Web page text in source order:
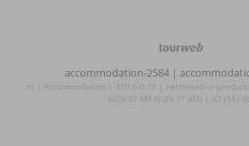
TourWeb
NetMatch
accommodation-2584 |
nl | Accommodation | 380.0.0.13 | netm-web-ui-
6:29:37 AM (6:29:37 AM) | 67